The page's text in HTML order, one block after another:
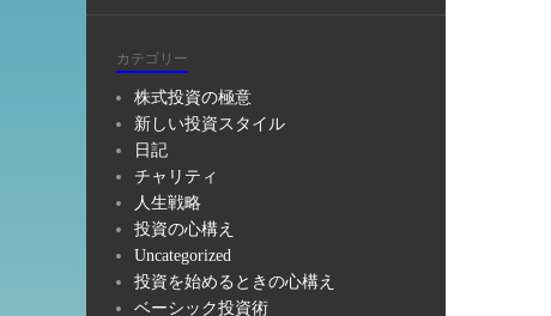
カテゴリー
株式投資の極意
新しい投資スタイル
日記
チャリティ
人生戦略
投資の心構え
Uncategorized
投資を始めるときの心構え
ベーシック投資術